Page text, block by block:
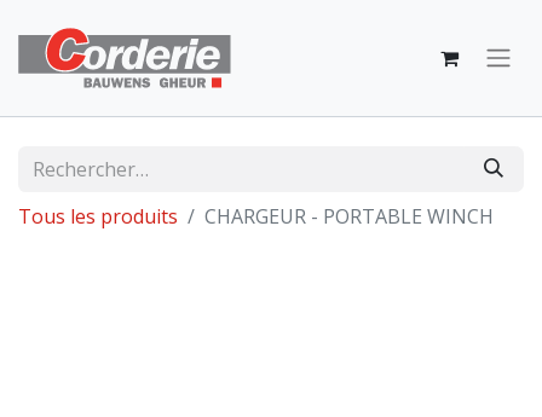
Tous les produits CHARGEUR - PORTABLE WINCH